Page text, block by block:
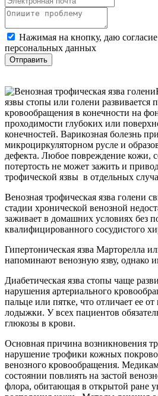
Нажимая на кнопку, даю
персональных данных
Отправить
язвы стопы или голени развивается
кровообращения в конечности на
проходимости глубоких или
конечностей. Варикозная болезнь
микроциркуляторном русле и
дефекта. Любое повреждение кожи,
потертость не может зажить и
трофической язвы в отдельных
Венозная трофическая язва голени
стадии хронической венозной
заживает в домашних условиях без
квалифицированного сосудистого
Гипертоническая язва Марторелла
напоминают венозную язву, однако
Диабетическая язва стопы чаще
нарушения артериального
пальце или пятке, что отличает ее
лодыжки. У всех пациентов
глюкозы в крови.
Основная причина возникновения
нарушение трофики кожных
венозного кровообращения.
состоянии повлиять на застой
флора, обитающая в открытой ране